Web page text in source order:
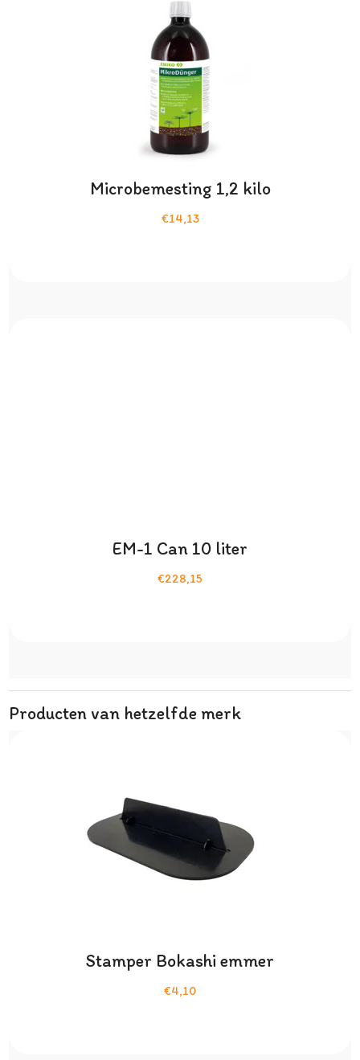
Microbemesting 1,2 kilo
€14,13
EM-1 Can 10 liter
€228,15
Producten van hetzelfde merk
Stamper Bokashi emmer
€4,10